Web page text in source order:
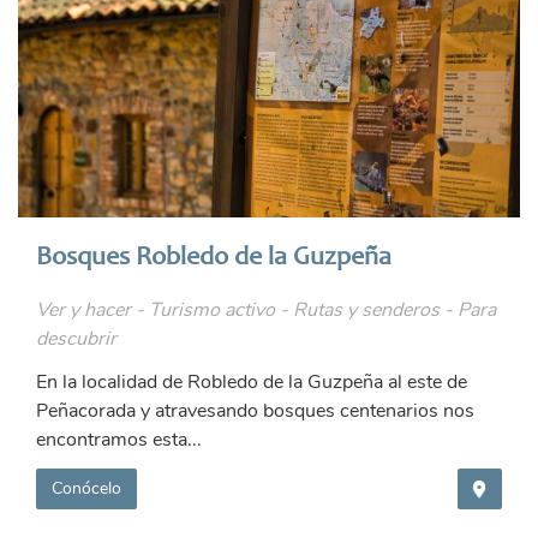
Bosques Robledo de la Guzpeña
Ver y hacer - Turismo activo - Rutas y senderos - Para
descubrir
En la localidad de Robledo de la Guzpeña al este de
Peñacorada y atravesando bosques centenarios nos
encontramos esta...
Conócelo